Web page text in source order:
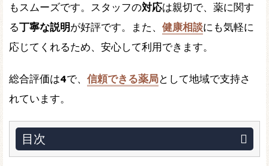
もスムーズです。スタッフの対応は親切で、薬に関す
る丁寧な説明が好評です。また、 健康相談にも気軽に
応じてくれるため、安心して利用できます。
総合評価は4で、 信頼できる薬局として地域で支持さ
れています。
目次